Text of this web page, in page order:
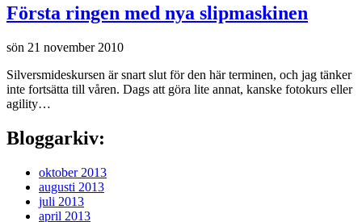
Första ringen med nya slipmaskinen
sön 21 november 2010
Silversmideskursen är snart slut för den här terminen, och jag tänker
inte fortsätta till våren. Dags att göra lite annat, kanske fotokurs eller
agility…
Bloggarkiv:
oktober 2013
augusti 2013
juli 2013
april 2013